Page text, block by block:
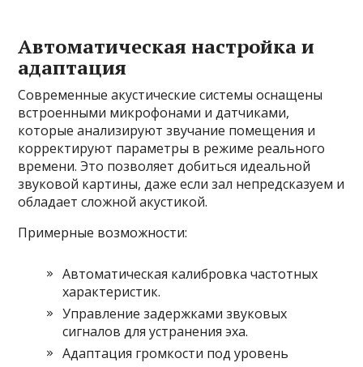
Автоматическая настройка и
адаптация
Современные акустические системы оснащены
встроенными микрофонами и датчиками,
которые анализируют звучание помещения и
корректируют параметры в режиме реального
времени. Это позволяет добиться идеальной
звуковой картины, даже если зал непредсказуем и
обладает сложной акустикой.
Примерные возможности:
Автоматическая калибровка частотных
характеристик.
Управление задержками звуковых
сигналов для устранения эха.
Адаптация громкости под уровень